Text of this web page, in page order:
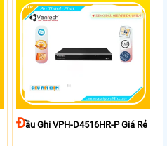
ĐẦu Ghi VPH-D4516HR-P Giá Rẻ